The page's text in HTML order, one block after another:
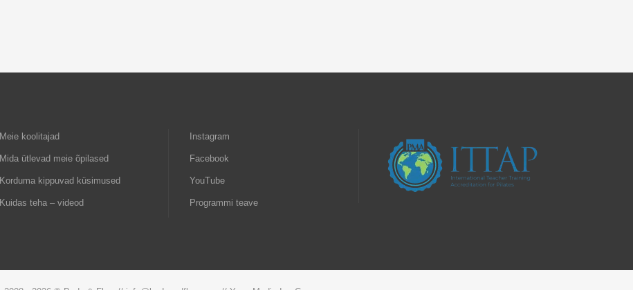
Meie koolitajad
Mida ütlevad meie õpilased
Korduma kippuvad küsimused
Kuidas teha – videod
Instagram
Facebook
YouTube
Programmi teave